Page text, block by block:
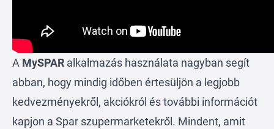
A MySPAR alkalmazás használata nagyban segít
abban, hogy mindig időben értesüljön a legjobb
kedvezményekről, akciókról és további információt
kapjon a Spar szupermarketekről. Mindent, amit